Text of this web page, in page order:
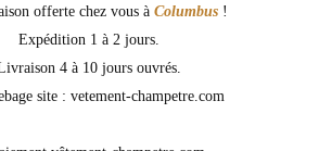
offerte chez vous à Columbus !
Expédition 1 à 2 jours.
4 à 10 jours ouvrés.